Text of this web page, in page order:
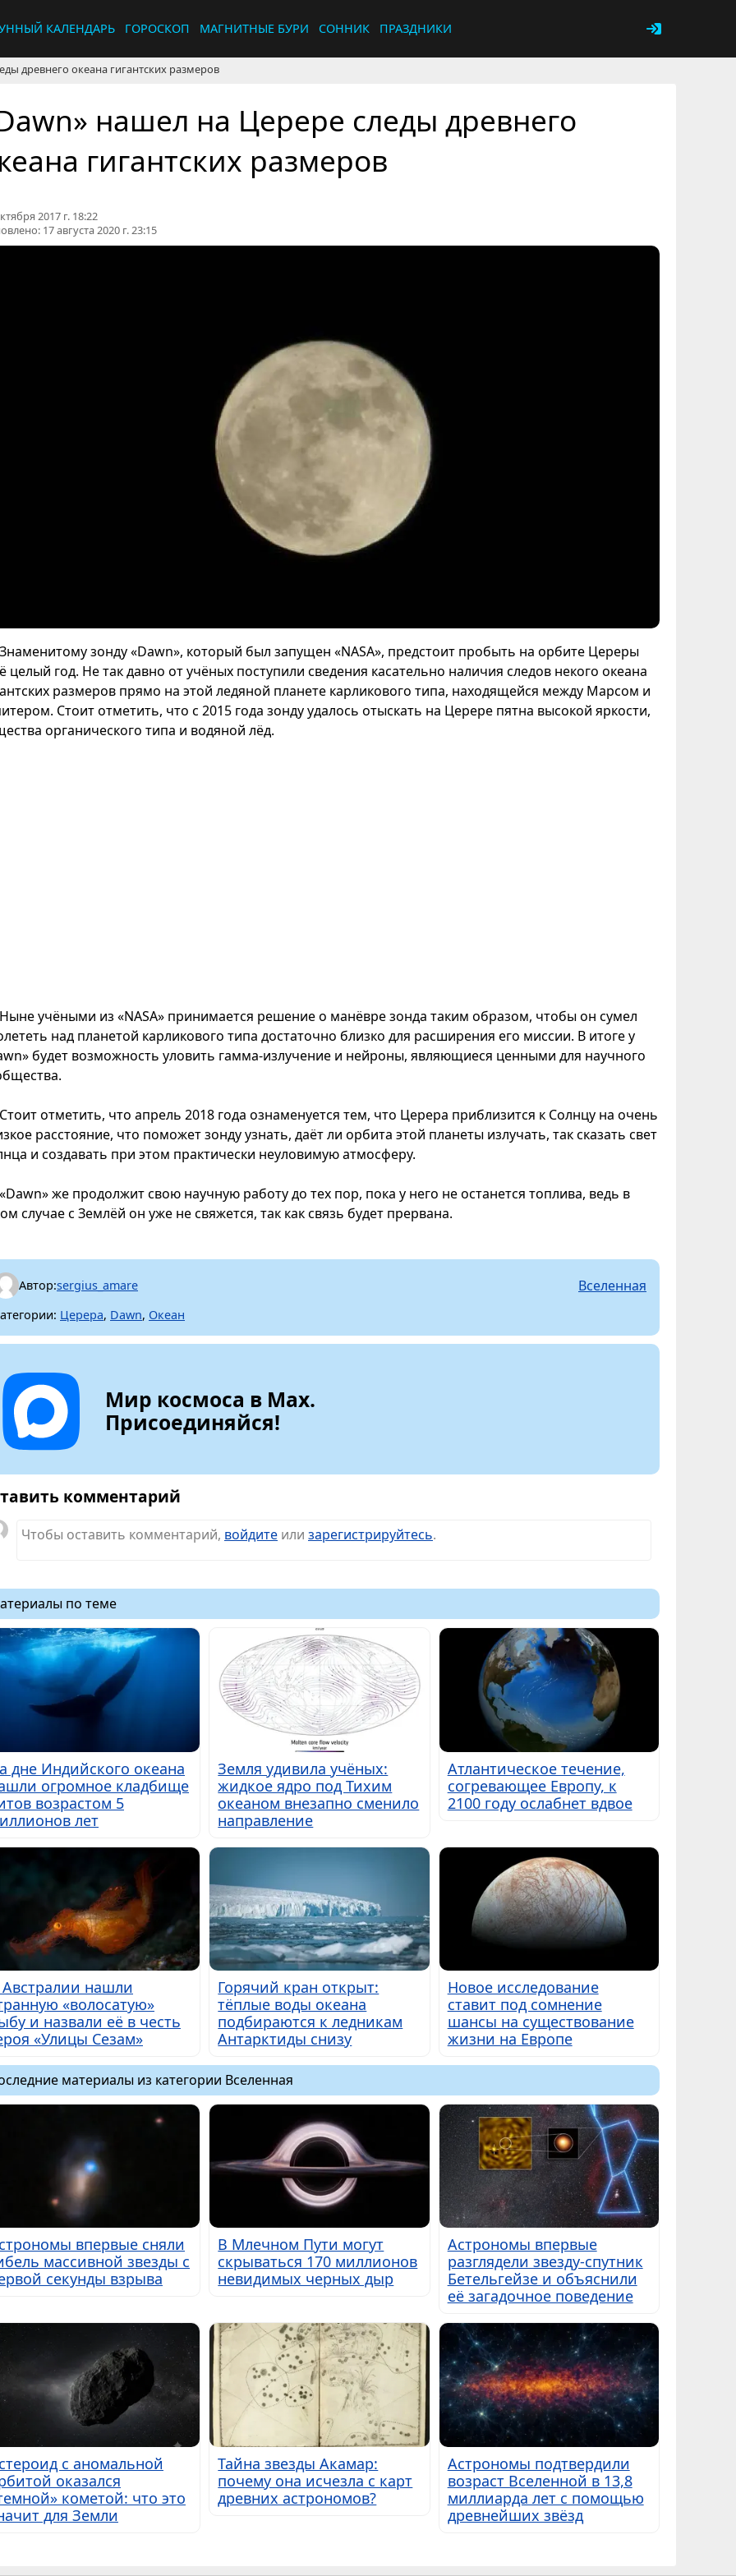
КАЛЕНДАРЬ ГОРОСКОП МАГНИТНЫЕ БУРИ СОННИК ПРАЗДНИКИ
древнего океана гигантских размеров
нашел на Церере следы древнего
гигантских размеров
2017 г. 18:22
17 августа 2020 г. 23:15
Знаменитому зонду «Dawn», который был запущен «NASA», предстоит пробыть на орбите Цереры
целый год. Не так давно от учёных поступили сведения касательно наличия следов некого океана
размеров прямо на этой ледяной планете карликового типа, находящейся между Марсом и
Стоит отметить, что с 2015 года зонду удалось отыскать на Церере пятна высокой яркости,
органического типа и водяной лёд.
Ныне учёными из «NASA» принимается решение о манёвре зонда таким образом, чтобы он сумел
над планетой карликового типа достаточно близко для расширения его миссии. В итоге у
будет возможность уловить гамма-излучение и нейроны, являющиеся ценными для научного
Стоит отметить, что апрель 2018 года ознаменуется тем, что Церера приблизится к Солнцу на очень
расстояние, что поможет зонду узнать, даёт ли орбита этой планеты излучать, так сказать свет
и создавать при этом практически неуловимую атмосферу.
«Dawn» же продолжит свою научную работу до тех пор, пока у него не останется топлива, ведь в
случае с Землёй он уже не свяжется, так как связь будет прервана.
Автор:sergius_amare Вселенная
Церера, Dawn, Океан
Мир космоса в Max.
Присоединяйся!
комментарий
Чтобы оставить комментарий, войдите или зарегистрируйтесь.
по теме
дне Индийского океана
огромное кладбище
возрастом 5
лет
Земля удивила учёных:
жидкое ядро под Тихим
океаном внезапно сменило
направление
Атлантическое течение,
согревающее Европу, к
2100 году ослабнет вдвое
нашли
«волосатую»
и назвали её в честь
«Улицы Сезам»
Горячий кран открыт:
тёплые воды океана
подбираются к ледникам
Антарктиды снизу
Новое исследование
ставит под сомнение
шансы на существование
жизни на Европе
материалы из категории Вселенная
впервые сняли
массивной звезды с
секунды взрыва
В Млечном Пути могут
скрываться 170 миллионов
невидимых черных дыр
Астрономы впервые
разглядели звезду-спутник
Бетельгейзе и объяснили
её загадочное поведение
с аномальной
оказался
кометой: что это
для Земли
Тайна звезды Акамар:
почему она исчезла с карт
древних астрономов?
Астрономы подтвердили
возраст Вселенной в 13,8
миллиарда лет с помощью
древнейших звёзд